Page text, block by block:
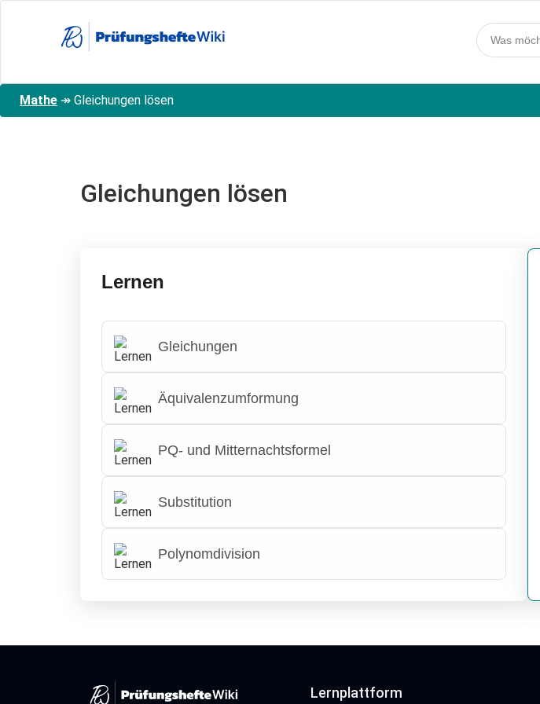
Mathe ↠ Gleichungen lösen
Gleichungen lösen
Lernen
Gleichungen
Äquivalenzumformung
PQ- und Mitternachtsformel
Substitution
Polynomdivision
Lernplattform